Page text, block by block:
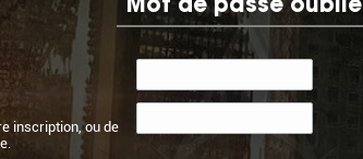
Mot de passe oublié
inscription, ou de